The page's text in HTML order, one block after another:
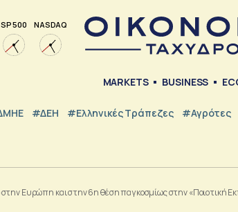
SP 500 NASDAQ
MARKETS BUSINESS
#ΔΕΗ #ελληνικές Τράπεζες #Αγρότες
Ευρώπη και στην 6η θέση παγκοσμίως στην «Ποιοτική